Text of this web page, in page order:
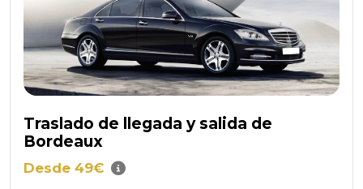
Traslado de llegada y salida de
Bordeaux
Desde 49€